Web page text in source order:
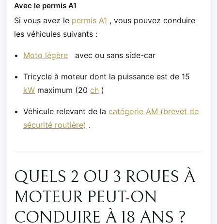
Avec le permis A1
Si vous avez le permis A1 , vous pouvez conduire
les véhicules suivants :
Moto légère avec ou sans side-car
Tricycle à moteur dont la puissance est de 15
kW maximum (20ch )
Véhicule relevant de lacatégorie AM (brevet de
sécurité routière) .
QUELS 2 OU 3 ROUES À
MOTEUR PEUT-ON
CONDUIRE À 18 ANS ?